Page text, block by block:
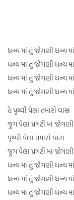
ધન્ય માં તું જોગણી ધન્ય
ધન્ય માં તું જોગણી ધન્ય
ધન્ય માં તું જોગણી ધન્ય
ધન્ય માં તું જોગણી ધન્ય
હે પૃથ્વી પેલા તમારો વાસ
જુગ પેલા પ્રગટી માં જોગણી
પૃથ્વી પેલા તમારો વાસ
જુગ પેલા પ્રગટી માં જોગણી
ધન્ય માં તું જોગણી ધન્ય
ધન્ય માં તું જોગણી ધન્ય
ધન્ય માં તું જોગણી ધન્ય